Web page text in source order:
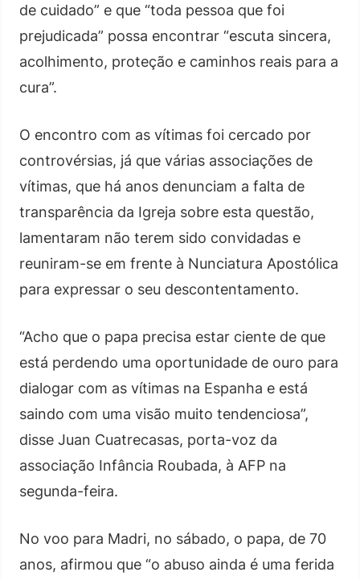
de cuidado” e que “toda pessoa que foi
prejudicada” possa encontrar “escuta sincera,
acolhimento, proteção e caminhos reais para a
cura”.
O encontro com as vítimas foi cercado por
controvérsias, já que várias associações de
vítimas, que há anos denunciam a falta de
transparência da Igreja sobre esta questão,
lamentaram não terem sido convidadas e
reuniram-se em frente à Nunciatura Apostólica
para expressar o seu descontentamento.
“Acho que o papa precisa estar ciente de que
está perdendo uma oportunidade de ouro para
dialogar com as vítimas na Espanha e está
saindo com uma visão muito tendenciosa”,
disse Juan Cuatrecasas, porta-voz da
associação Infância Roubada, à AFP na
segunda-feira.
No voo para Madri, no sábado, o papa, de 70
anos, afirmou que “o abuso ainda é uma ferida